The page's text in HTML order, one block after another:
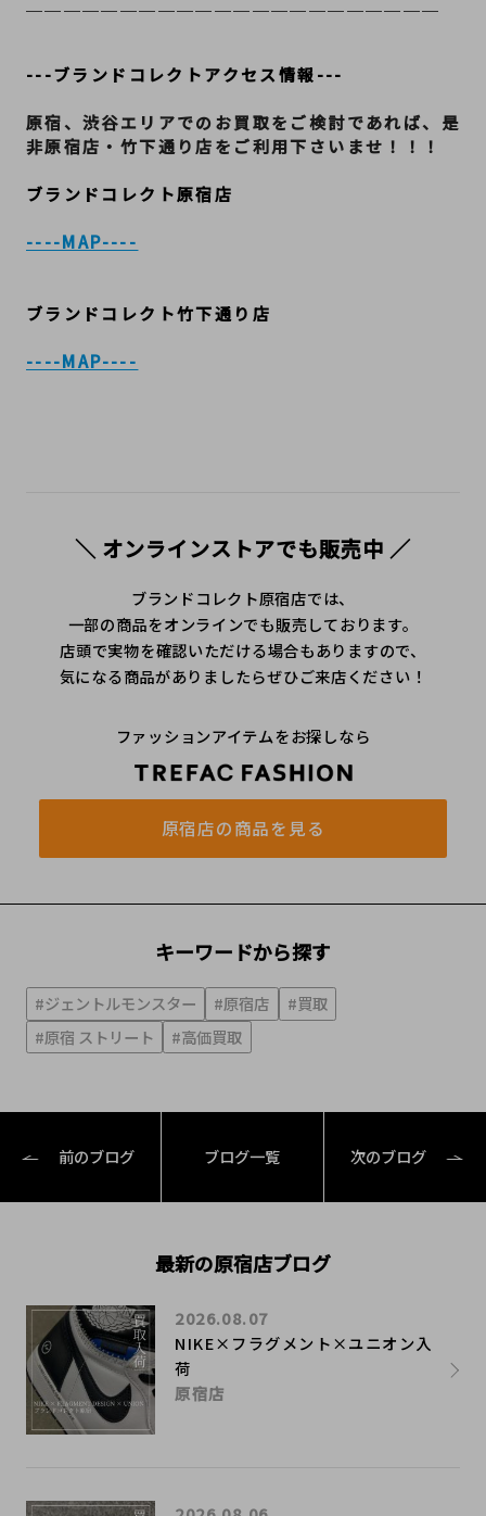
---ブランドコレクトアクセス情報---
原宿、渋谷エリアでのお買取をご検討であれば、是
非原宿店・竹下通り店をご利用下さいませ！！！
ブランドコレクト原宿店
----MAP----
ブランドコレクト竹下通り店
----MAP----
＼ オンラインストアでも販売中 ／
ブランドコレクト原宿店では、
一部の商品をオンラインでも販売しております。
店頭で実物を確認いただける場合もありますので、
気になる商品がありましたらぜひご来店ください！
ファッションアイテムをお探しなら
原宿店の商品を見る
キーワードから探す
#ジェントルモンスター #原宿店
#買取
#原宿 ストリート
#高価買取
前のブログ ブログ一覧 次のブログ
最新の原宿店ブログ
NIKE×フラグメント×ユニオン入
荷
2026.08.07
原宿店